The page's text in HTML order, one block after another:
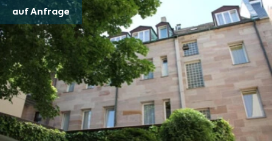
auf Anfrage